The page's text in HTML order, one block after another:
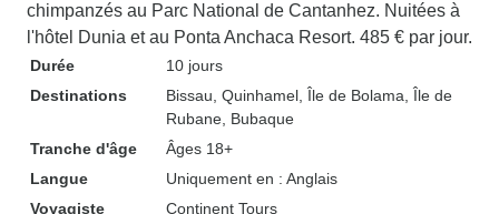
chimpanzés au Parc National de Cantanhez. Nuitées à
l'hôtel Dunia et au Ponta Anchaca Resort. 485 € par jour.
Durée
10 jours
Destinations
Bissau , Quinhamel , Île de Bolama , Île de
Rubane , Bubaque
Tranche d'âge
Âges 18+
Langue
Uniquement en : Anglais
Voyagiste
Continent Tours